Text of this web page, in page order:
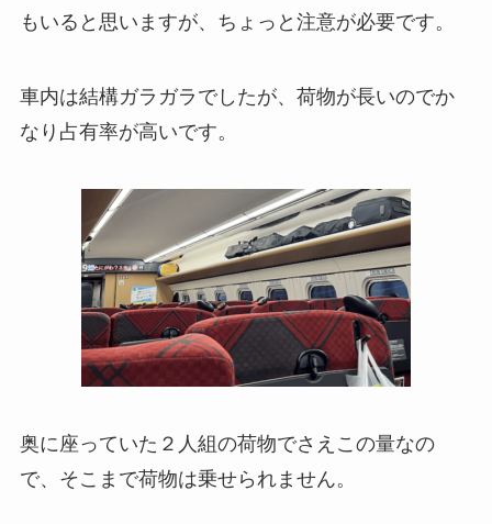
もいると思いますが、ちょっと注意が必要です。
車内は結構ガラガラでしたが、荷物が長いのでか
なり占有率が高いです。
奥に座っていた２人組の荷物でさえこの量なの
で、そこまで荷物は乗せられません。